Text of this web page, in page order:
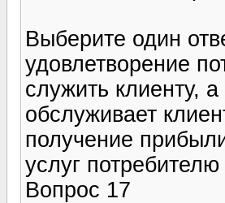
Выберите один
удовлетворение
служить клиенту,
обслуживает
получение
услуг потребителю
Вопрос 17